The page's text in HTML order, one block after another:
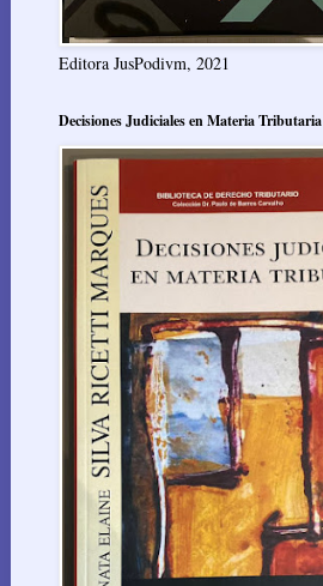
Editora JusPodivm, 2021
Decisiones Judiciales en Materia Tributaria